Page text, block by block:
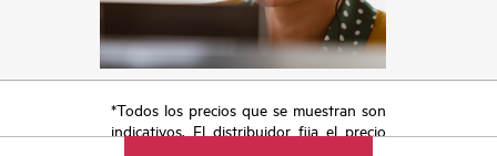
*Todos los precios que se muestran son
indicativos. El distribuidor fija el precio